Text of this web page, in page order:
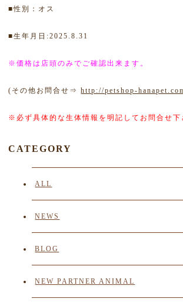
■性別：オス
■生年月日:2025.8.31
※価格は店頭のみでご確認出来ます。
(その他お問合せ⇒http://petshop-
※必ず具体的な生体情報を明記してお問合せ下
CATEGORY
ALL
NEWS
BLOG
NEW PARTNER ANIMAL